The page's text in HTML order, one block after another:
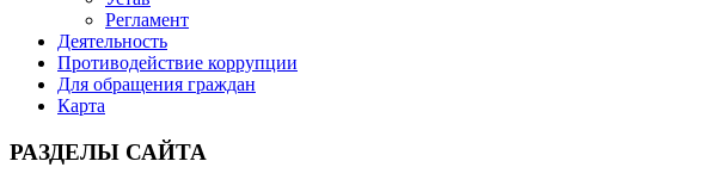
Регламент
Деятельность
Противодействие коррупции
Для обращения граждан
Карта
РАЗДЕЛЫ САЙТА